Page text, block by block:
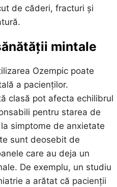
de căderi, fracturi și
mintale
Ozempic poate
a pacienților.
clasă pot afecta echilibrul
pentru starea de
simptome de anxietate
sunt deosebit de
care au deja un
De exemplu, un studiu
a arătat că pacienții